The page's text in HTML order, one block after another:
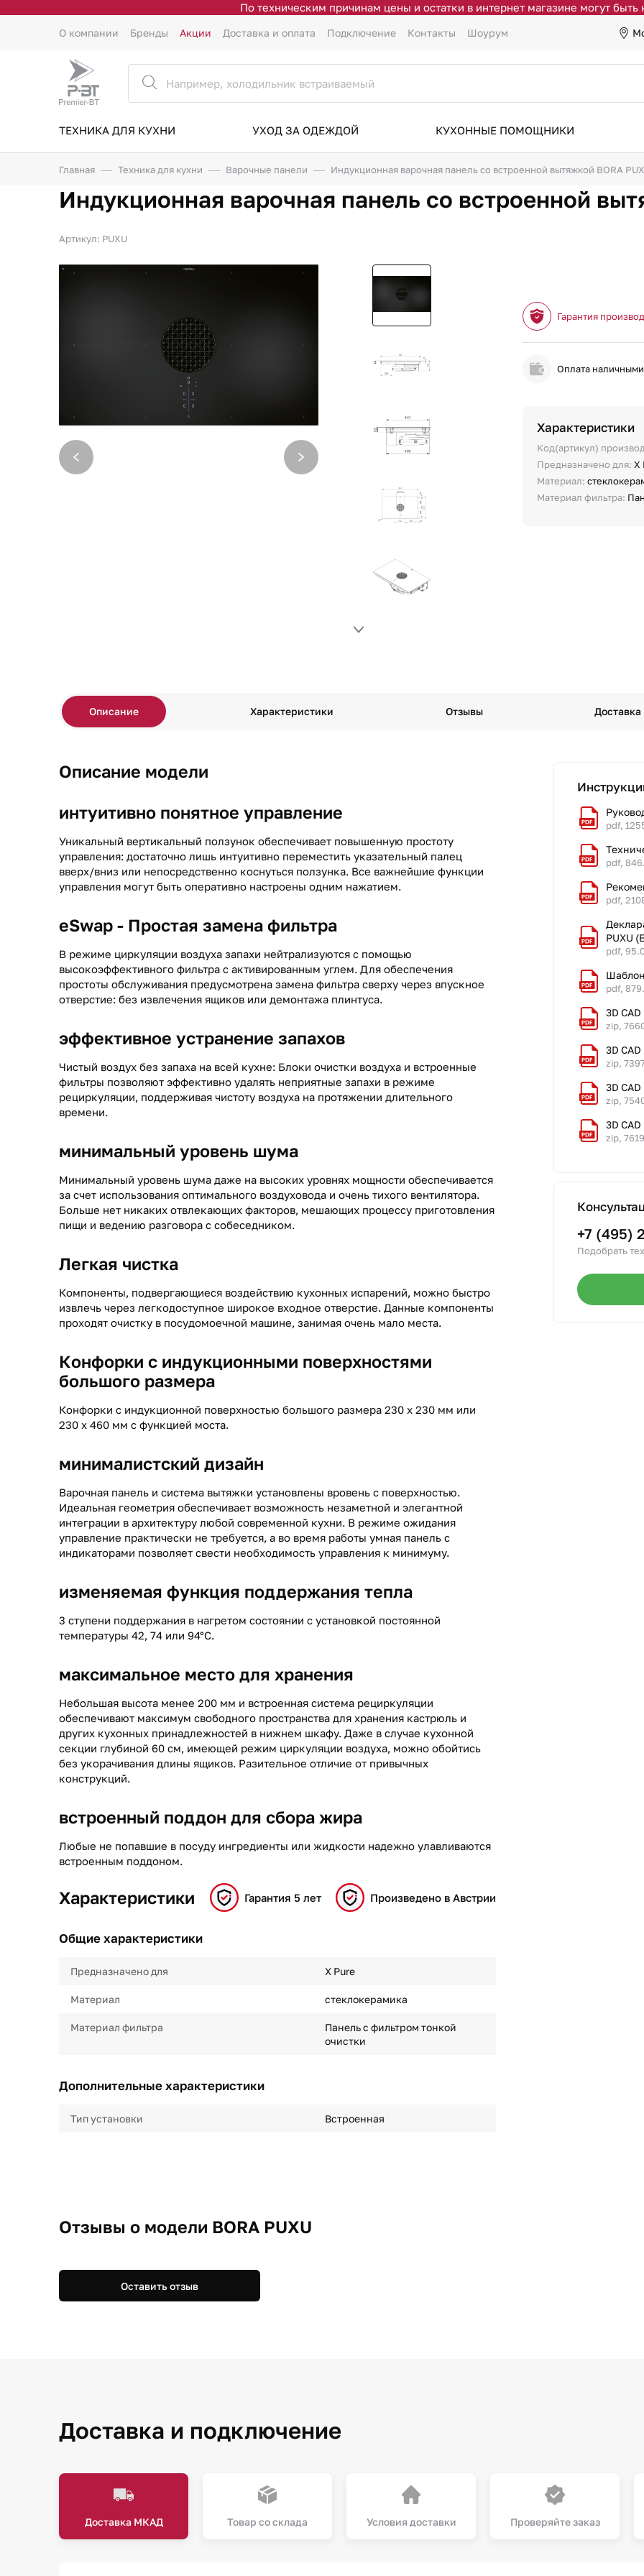
По техническим причинам цены и остатки в интернет магазине могут быть
О компании Бренды Акции Доставка и оплата Подключение Контакты Шоурум
ТЕХНИКА ДЛЯ КУХНИ УХОД ЗА ОДЕЖДОЙ КУХОННЫЕ ПОМОЩНИКИ
Главная Техника для кухни Варочные панели Индукционная варочная панель со встроенной вытяжкой BORA
Индукционная варочная панель со встроенной
Артикул: PUXU
Гарантия
Оплата наличными
Характеристики
Код(артикул)
Предназначено для:X
Материал:
Материал фильтра:
Описание Характеристики Отзывы
Описание модели
интуитивно понятное управление
Уникальный вертикальный ползунок обеспечивает повышенную простоту
управления: достаточно лишь интуитивно переместить указательный палец
вверх/вниз или непосредственно коснуться ползунка. Все важнейшие функции
управления могут быть оперативно настроены одним нажатием.
eSwap - Простая замена фильтра
В режиме циркуляции воздуха запахи нейтрализуются с помощью
высокоэффективного фильтра с активированным углем. Для обеспечения
простоты обслуживания предусмотрена замена фильтра сверху через впускное
отверстие: без извлечения ящиков или демонтажа плинтуса.
эффективное устранение запахов
Чистый воздух без запаха на всей кухне: Блоки очистки воздуха и встроенные
фильтры позволяют эффективно удалять неприятные запахи в режиме
рециркуляции, поддерживая чистоту воздуха на протяжении длительного
времени.
минимальный уровень шума
Минимальный уровень шума даже на высоких уровнях мощности обеспечивается
за счет использования оптимального воздуховода и очень тихого вентилятора.
Больше нет никаких отвлекающих факторов, мешающих процессу приготовления
пищи и ведению разговора с собеседником.
Легкая чистка
Компоненты, подвергающиеся воздействию кухонных испарений, можно быстро
извлечь через легкодоступное широкое входное отверстие. Данные компоненты
проходят очистку в посудомоечной машине, занимая очень мало места.
Конфорки с индукционными поверхностями
большого размера
Конфорки с индукционной поверхностью большого размера 230 x 230 мм или
230 x 460 мм с функцией моста.
минималистский дизайн
Варочная панель и система вытяжки установлены вровень с поверхностью.
Идеальная геометрия обеспечивает возможность незаметной и элегантной
интеграции в архитектуру любой современной кухни. В режиме ожидания
управление практически не требуется, а во время работы умная панель с
индикаторами позволяет свести необходимость управления к минимуму.
изменяемая функция поддержания тепла
3 ступени поддержания в нагретом состоянии с установкой постоянной
температуры 42, 74 или 94°C.
максимальное место для хранения
Небольшая высота менее 200 мм и встроенная система рециркуляции
обеспечивают максимум свободного пространства для хранения кастрюль и
других кухонных принадлежностей в нижнем шкафу. Даже в случае кухонной
секции глубиной 60 см, имеющей режим циркуляции воздуха, можно обойтись
без укорачивания длины ящиков. Разительное отличие от привычных
конструкций.
встроенный поддон для сбора жира
Любые не попавшие в посуду ингредиенты или жидкости надежно улавливаются
встроенным поддоном.
Характеристики Гарантия 5 лет Произведено в Австрии
Общие характеристики
Предназначено для X Pure
Материал стеклокерамика
Материал фильтра
Панель с фильтром тонкой
очистки
Дополнительные характеристики
Тип установки Встроенная
pdf,
pdf,
pdf,
PUXU
pdf,
pdf,
3D
zip,
3D
zip,
3D
zip,
3D
zip,
+7 (495)
Подобрать
Отзывы о модели BORA PUXU
Оставить отзыв
Доставка и подключение
Доставка МКАД Товар со склада Условия доставки Проверяйте заказ